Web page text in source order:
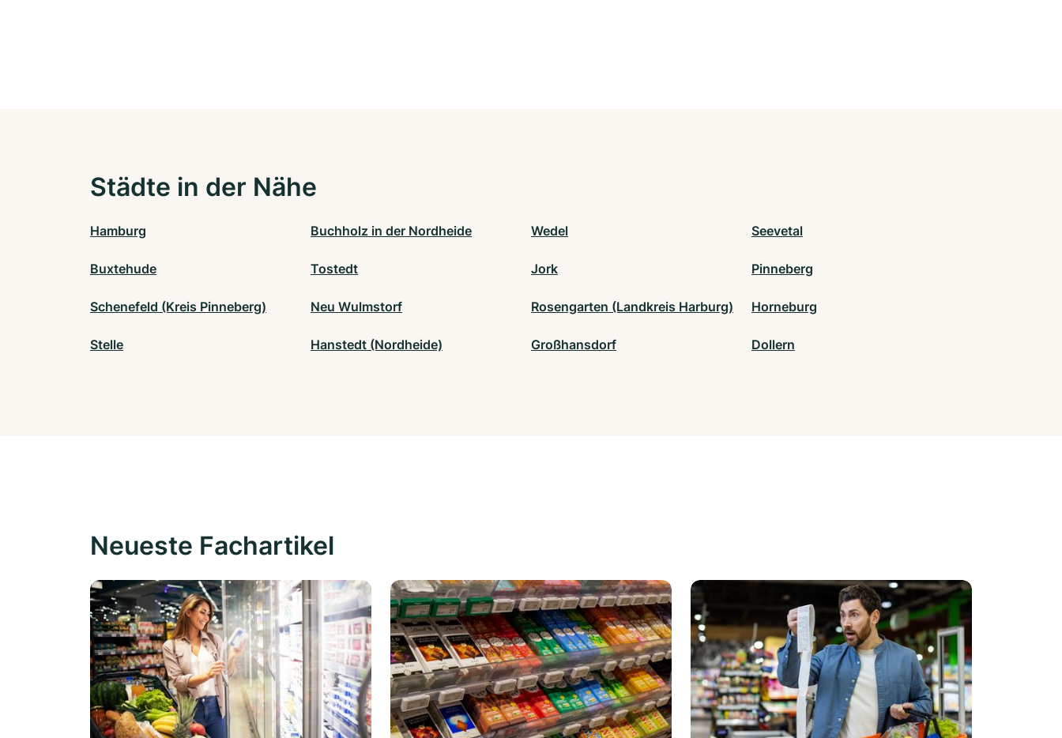
Städte in der Nähe
Hamburg Buchholz in der Nordheide Wedel Seevetal
Buxtehude Tostedt Jork Pinneberg
Schenefeld (Kreis Pinneberg) Neu Wulmstorf Rosengarten (Landkreis Harburg) Horneburg
Stelle Hanstedt (Nordheide) Großhansdorf Dollern
Neueste Fachartikel